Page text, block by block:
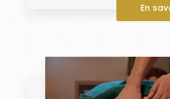
En